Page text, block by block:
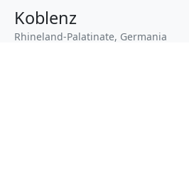
Koblenz
Rhineland-Palatinate, Germania